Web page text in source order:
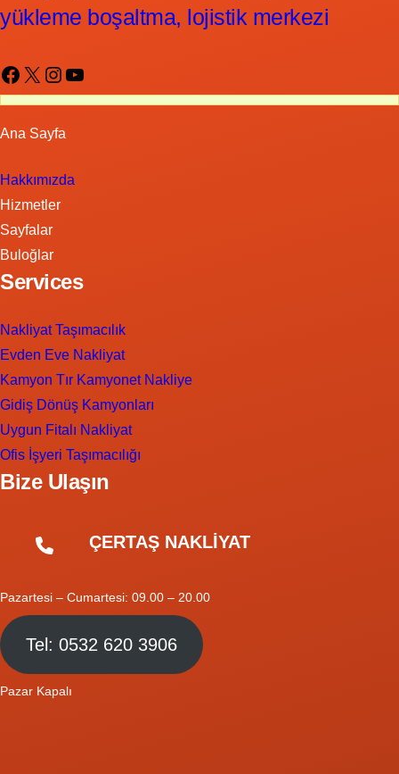
yükleme boşaltma, lojistik merkezi
Facebook X Instagram YouTube
Ana Sayfa
Hakkımızda
Hizmetler
Sayfalar
Buloğlar
Services
Nakliyat Taşımacılık
Evden Eve Nakliyat
Kamyon Tır Kamyonet Nakliye
Gidiş Dönüş Kamyonları
Uygun Fitalı Nakliyat
Ofis İşyeri Taşımacılığı
Bize Ulaşın
ÇERTAŞ NAKLİYAT
Pazartesi – Cumartesi: 09.00 – 20.00
Tel: 0532 620 3906
Pazar Kapalı